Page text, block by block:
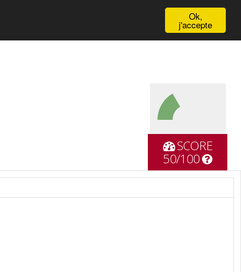
Ok,
j'accepte
SCORE
50/100